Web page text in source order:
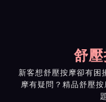
舒
新客想舒壓按摩卻有困
摩有疑問？精品舒壓